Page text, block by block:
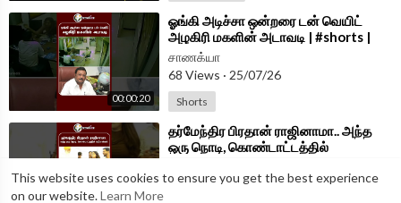
This website uses cookies to ensure you get the best experience
on our website.Learn More
00:00:20
⁣ஓங்கி அடிச்சா ஒன்றரை டன் வெயிட்
அழகிரி மகளின் அடாவடி | #shorts |
#chanakyaa
சாணக்யா
68 Views · 25/07/26
Shorts
⁣தர்மேந்திர பிரதான் ராஜினாமா.. அந்த
ஒரு நொடி, கொண்டாட்டத்தில்
16 Views·25/07/26